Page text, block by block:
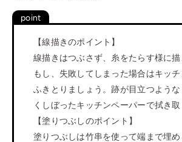
【線描きのポイント】
線描きはつぶさず、糸をたらす様に描
もし、失敗してしまった場合はキッ
ふきとりましょう。跡が目立つような
くしぼったキッチンペーパーで拭き取
【塗りつぶしのポイント】
塗りつぶしは竹串を使って端まで埋